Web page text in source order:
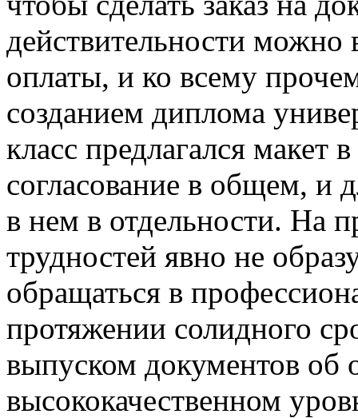
действительности можно
оплаты, и ко всему
созданием диплома
класс предлагался макет
согласование в общем, и
в нем в отдельности. На
трудностей явно не
обращаться в
протяжении солидного
выпуском документов об
высококачественном